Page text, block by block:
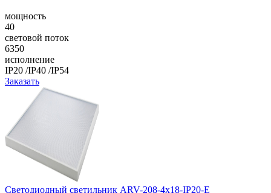
мощность
40
световой поток
6350
исполнение
IP20 /IP40 /IP54
Заказать
Светодиодный светильник ARV-208-4x18-IP20-E